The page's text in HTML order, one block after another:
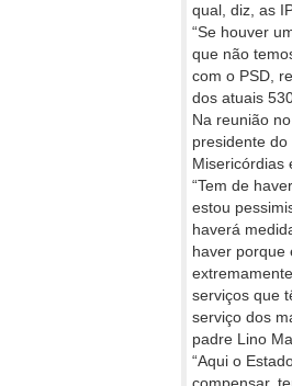
qual, diz, as
“Se houver
que não
com o PSD,
dos atuais
Na reunião
presidente
Misericórdias
“Tem de
estou
haverá
haver porque
serviços que
serviço dos
padre Lino
“Aqui o